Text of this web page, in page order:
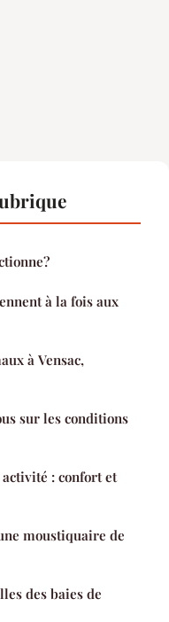
à la fois aux
à Vensac,
sur les conditions
: confort et
moustiquaire de
des baies de